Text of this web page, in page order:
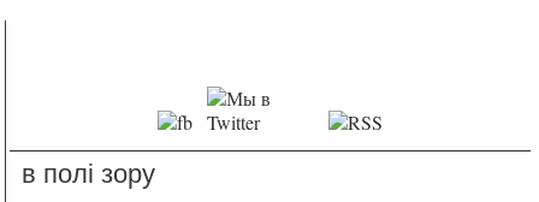
в полі зору